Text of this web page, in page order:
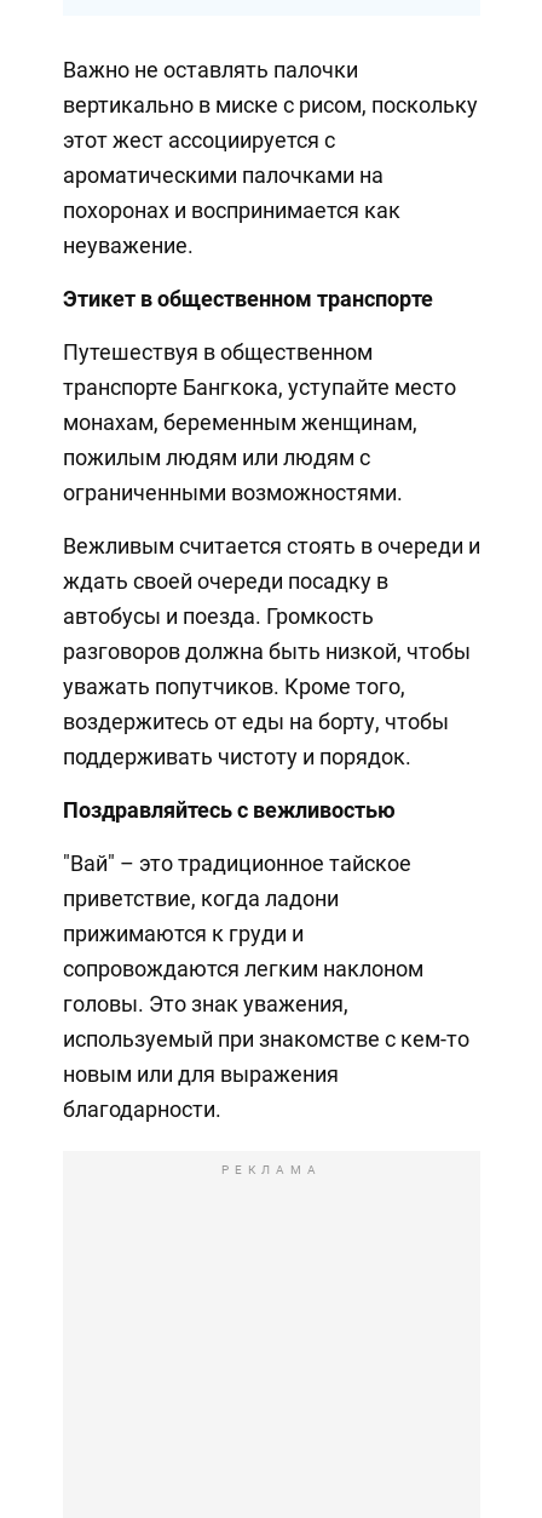
Важно не оставлять палочки
вертикально в миске с рисом, поскольку
этот жест ассоциируется с
ароматическими палочками на
похоронах и воспринимается как
неуважение.
Этикет в общественном транспорте
Путешествуя в общественном
транспорте Бангкока, уступайте место
монахам, беременным женщинам,
пожилым людям или людям с
ограниченными возможностями.
Вежливым считается стоять в очереди и
ждать своей очереди посадку в
автобусы и поезда. Громкость
разговоров должна быть низкой, чтобы
уважать попутчиков. Кроме того,
воздержитесь от еды на борту, чтобы
поддерживать чистоту и порядок.
Поздравляйтесь с вежливостью
"Вай" – это традиционное тайское
приветствие, когда ладони
прижимаются к груди и
сопровождаются легким наклоном
головы. Это знак уважения,
используемый при знакомстве с кем-то
новым или для выражения
благодарности.
РЕКЛАМА